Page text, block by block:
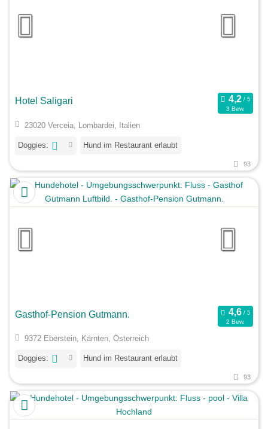
Hotel Saligari
3 Bew.
23020 Verceia, Lombardei, Italien
Doggies: Hund im Restaurant erlaubt
93
Gasthof-Pension Gutmann.
2 Bew.
9372 Eberstein, Kärnten, Österreich
Doggies: Hund im Restaurant erlaubt
93